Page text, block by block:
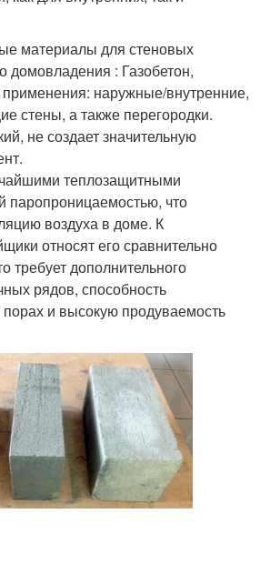
материалы для стеновых
домовладения : Газобетон,
применения: наружные/внутренние,
стены, а также перегородки.
не создает значительную
теплозащитными
паропроницаемостью, что
воздуха в доме. К
относят его сравнительно
требует дополнительного
рядов, способность
порах и высокую продуваемость